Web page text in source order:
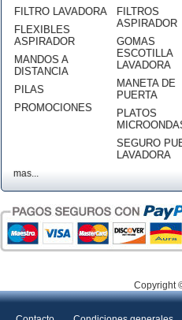
FILTRO LAVADORA
FLEXIBLES
ASPIRADOR
MANDOS A
DISTANCIA
PILAS
PROMOCIONES
FILTROS
ASPIRADOR
GOMAS
ESCOTILLA
LAVADORA
MANETA DE
PUERTA
PLATOS
SEGURO
LAVADORA
mas...
Copyright